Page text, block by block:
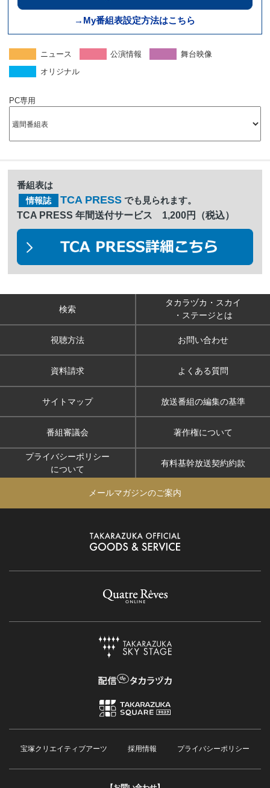
→My番組表設定方法はこちら
ニュース 公演情報
舞台映像
オリジナル
PC専用
番組表は
情報誌 TCA PRESS でも見られます。
TCA PRESS 年間送付サービス 1,200円（税込）
検索
タカラヅカ・スカイ
・ステージとは
視聴方法 お問い合わせ
資料請求 よくある質問
サイトマップ 放送番組の編集の基準
番組審議会 著作権について
プライバシーポリシー
について
有料基幹放送契約約款
メールマガジンのご案内
宝塚クリエイティブアーツ 採用情報 プライバシーポリシー